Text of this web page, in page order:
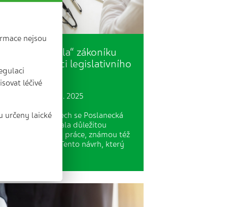
„Flexinovela“ zákoníku
práce na konci legislativního
procesu
3 min. | 19. 3. 2025
V uplynulých dnech se Poslanecká
sněmovna zabývala důležitou
novelou zákoníku práce, známou též
jako flexinovela. Tento návrh, který
nejsou
léčivé
určeny laické